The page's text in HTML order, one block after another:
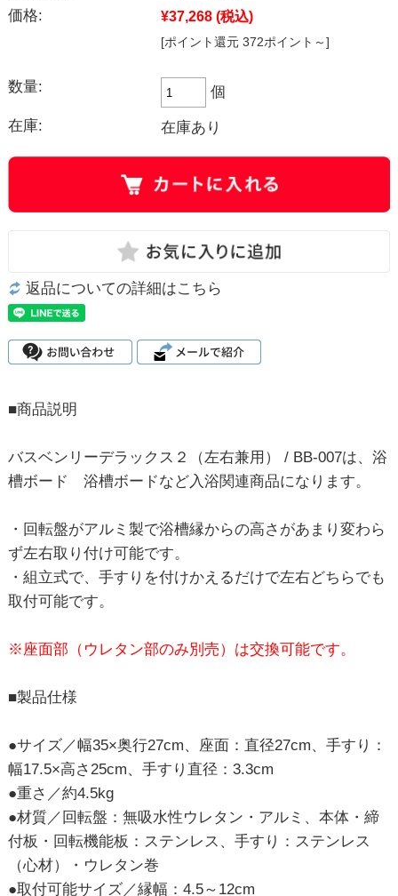
価格: ¥37,268 (税込)
[ポイント還元 372ポイント～]
数量: 個
在庫: 在庫あり
返品についての詳細はこちら
■商品説明
バスベンリーデラックス２（左右兼用） / BB-007は、浴
槽ボード 浴槽ボードなど入浴関連商品になります。
・回転盤がアルミ製で浴槽縁からの高さがあまり変わら
ず左右取り付け可能です。
・組立式で、手すりを付けかえるだけで左右どちらでも
取付可能です。
※座面部（ウレタン部のみ別売）は交換可能です。
■製品仕様
●サイズ／幅35×奥行27cm、座面：直径27cm、手すり：
幅17.5×高さ25cm、手すり直径：3.3cm
●重さ／約4.5kg
●材質／回転盤：無吸水性ウレタン・アルミ、本体・締
付板・回転機能板：ステンレス、手すり：ステンレス
（心材）・ウレタン巻
●取付可能サイズ／縁幅：4.5～12cm